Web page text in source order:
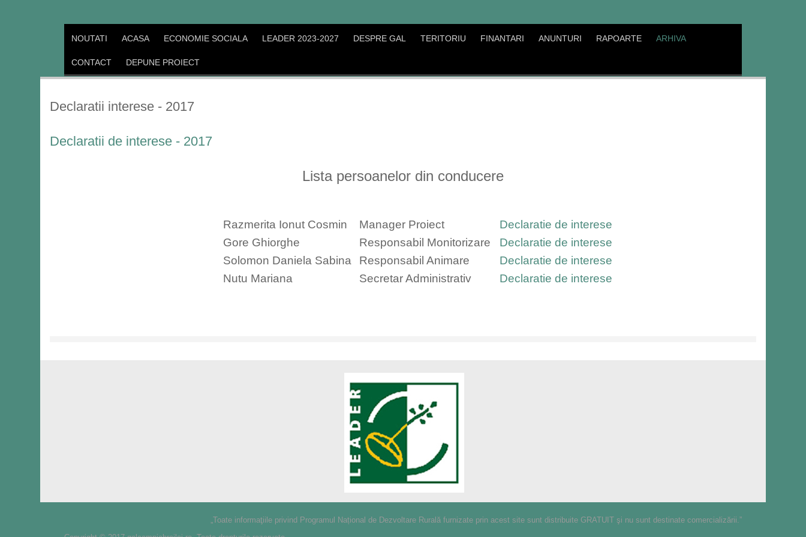
NOUTATI ACASA ECONOMIE SOCIALA LEADER 2023-2027 DESPRE GAL TERITORIU FINANTARI ANUNTURI RAPOARTE ARHIVA
CONTACT DEPUNE PROIECT
Declaratii interese - 2017
Declaratii de interese - 2017
Lista persoanelor din conducere
Razmerita Ionut Cosmin Manager Proiect
Declaratie de interese
Gore Ghiorghe
Responsabil Monitorizare
Declaratie de interese
Solomon Daniela Sabina
Responsabil Animare
Declaratie de interese
Nutu Mariana
Secretar Administrativ Declaratie de interese
„Toate informaţiile privind Programul Național de Dezvoltare Rurală furnizate prin acest site sunt distribuite GRATUIT şi nu sunt destinate comercializării.”